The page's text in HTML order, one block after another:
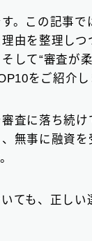
地方の消費者金融
者金融 34
で借りる 12
75
ス 7
。この記事で
由を整理しつ
して“審査が
をご紹介し
査に落ち続
無事に融資を
ても、正しい